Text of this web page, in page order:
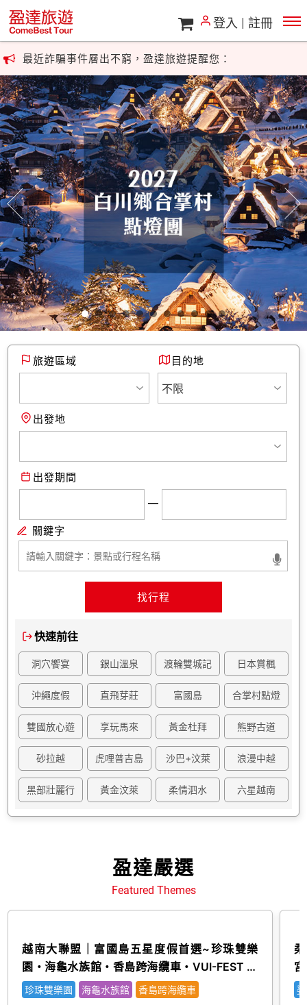
登入 註冊
最近詐騙事件層出不窮，盈達旅遊提醒您：
若接獲假冒盈達旅遊或其他旅遊廠商的來電，尤其涉及帳號或
匯款指示，請勿理會，
並立即向警政相關單位反映。盈達旅遊關心您的安全。
最近詐騙事件層出不窮，盈達旅遊提醒您：
若接獲假冒盈達旅遊或其他旅遊廠商的來電，尤其涉及帳號或
匯款指示，請勿理會，
並立即向警政相關單位反映。盈達旅遊關心您的安全。
往前 往
旅遊區域 目的地
出發地
出發期間
找行程
快速前往
洞穴饗宴 銀山溫泉 渡輪雙城記 日本賞楓
沖繩度假 直飛芽莊 富國島 合掌村點燈
雙國放心遊 享玩馬來 黃金杜拜 熊野古道
砂拉越 虎哩普吉島 沙巴+汶萊 浪漫中越
黑部壯麗行 黃金汶萊 柔情泗水 六星越南
盈達嚴選
Featured Themes
越南大聯盟｜富國島五星度假首選~珍珠雙樂
園・海龜水族館・香島跨海纜車・VUI-FEST 五
日(嚴選)
珍珠雙樂園 海龜水族館 香島跨海纜車